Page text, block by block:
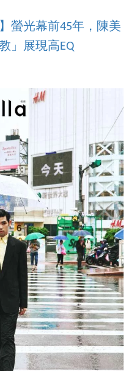
螢光幕前45年，陳美
」展現高EQ